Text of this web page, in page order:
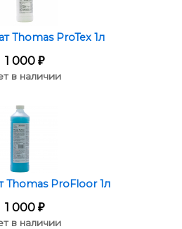
Thomas ProTex 1л
1 000 ₽
в наличии
Thomas ProFloor 1л
1 000 ₽
в наличии